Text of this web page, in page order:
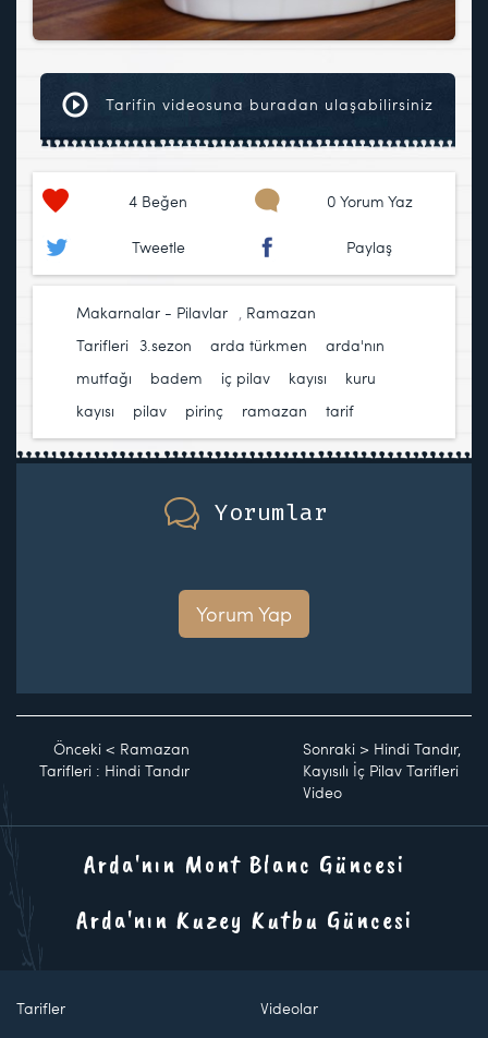
Tarifin videosuna buradan ulaşabilirsiniz
4 Beğen 0 Yorum Yaz
Tweetle Paylaş
Makarnalar - Pilavlar
Ramazan
Tarifleri 3.sezon arda türkmen
arda'nın
mutfağı
badem iç pilav kayısı
kuru
kayısı
pilav pirinç ramazan tarif
Yorumlar
Yorum Yap
Önceki < Ramazan
Tarifleri : Hindi Tandır
Sonraki > Hindi Tandır,
Kayısılı İç Pilav Tarifleri
Video
Arda'nın Mont Blanc Güncesi
Arda'nın Kuzey Kutbu Güncesi
Tarifler Videolar